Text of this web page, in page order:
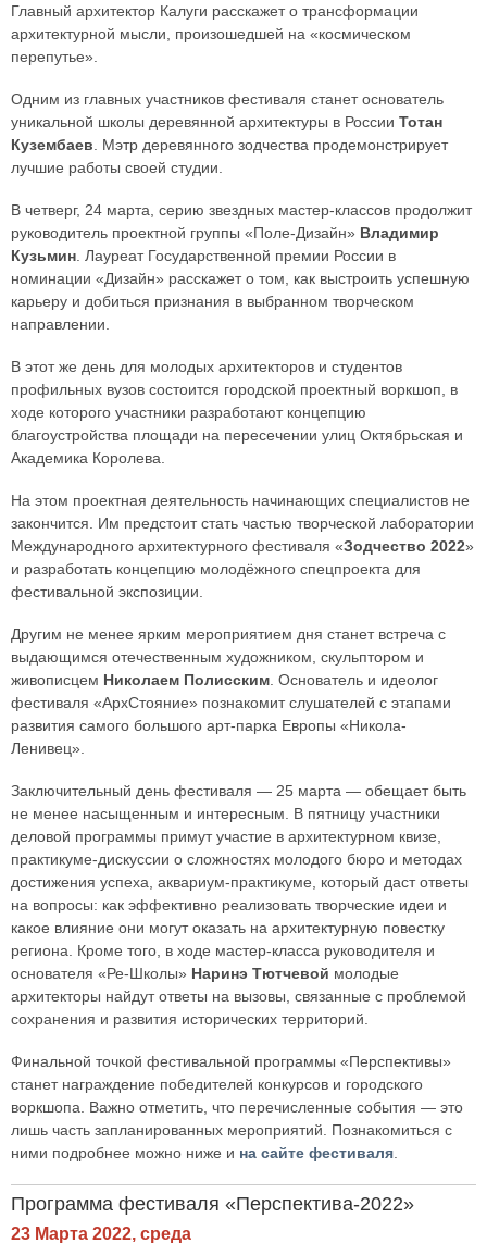
Главный архитектор Калуги расскажет о трансформации
архитектурной мысли, произошедшей на «космическом
перепутье».
Одним из главных участников фестиваля станет основатель
уникальной школы деревянной архитектуры в России Тотан
Кузембаев . Мэтр деревянного зодчества продемонстрирует
лучшие работы своей студии.
В четверг, 24 марта, серию звездных мастер-классов продолжит
руководитель проектной группы «Поле-Дизайн» Владимир
Кузьмин . Лауреат Государственной премии России в
номинации «Дизайн» расскажет о том, как выстроить успешную
карьеру и добиться признания в выбранном творческом
направлении.
В этот же день для молодых архитекторов и студентов
профильных вузов состоится городской проектный воркшоп, в
ходе которого участники разработают концепцию
благоустройства площади на пересечении улиц Октябрьская и
Академика Королева.
На этом проектная деятельность начинающих специалистов не
закончится. Им предстоит стать частью творческой лаборатории
Международного архитектурного фестиваля «Зодчество 2022»
и разработать концепцию молодёжного спецпроекта для
фестивальной экспозиции.
Другим не менее ярким мероприятием дня станет встреча с
выдающимся отечественным художником, скульптором и
живописцем Николаем Полисским . Основатель и идеолог
фестиваля «АрхСтояние» познакомит слушателей с этапами
развития самого большого арт-парка Европы «Никола-
Ленивец».
Заключительный день фестиваля — 25 марта — обещает быть
не менее насыщенным и интересным. В пятницу участники
деловой программы примут участие в архитектурном квизе,
практикуме-дискуссии о сложностях молодого бюро и методах
достижения успеха, аквариум-практикуме, который даст ответы
на вопросы: как эффективно реализовать творческие идеи и
какое влияние они могут оказать на архитектурную повестку
региона. Кроме того, в ходе мастер-класса руководителя и
основателя «Ре-Школы» Наринэ Тютчевой молодые
архитекторы найдут ответы на вызовы, связанные с проблемой
сохранения и развития исторических территорий.
Финальной точкой фестивальной программы «Перспективы»
станет награждение победителей конкурсов и городского
воркшопа. Важно отметить, что перечисленные события — это
лишь часть запланированных мероприятий. Познакомиться с
ними подробнее можно ниже и на сайте фестиваля
Программа фестиваля «Перспектива-2022»
23 Марта 2022, среда